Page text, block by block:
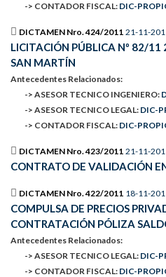
-> CONTADOR FISCAL: DIC-
DICTAMEN Nro. 424/2011 21-11-
LICITACIÓN PÚBLICA Nº 82/11
SAN MARTÍN
Antecedentes Relacionados:
-> ASESOR TECNICO INGENIERO:
-> ASESOR TECNICO LEGAL: DIC-
-> CONTADOR FISCAL: DIC-
DICTAMEN Nro. 423/2011 21-11-
CONTRATO DE VALIDACIÓN
DICTAMEN Nro. 422/2011 18-11-
COMPULSA DE PRECIOS
CONTRATACIÓN PÓLIZA
Antecedentes Relacionados:
-> ASESOR TECNICO LEGAL: DIC-
-> CONTADOR FISCAL: DIC-